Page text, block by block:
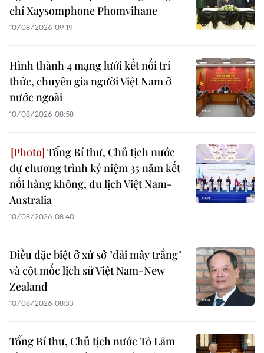
chí Xaysomphone Phomvihane
10/08/2026 09:19
Hình thành 4 mạng lưới kết nối trí
thức, chuyên gia người Việt Nam ở
nước ngoài
10/08/2026 08:58
Tổng Bí thư, Chủ tịch nước
dự chương trình kỷ niệm 35 năm kết
nối hàng không, du lịch Việt Nam-
Australia
10/08/2026 08:40
Điều đặc biệt ở xứ sở "dải mây trắng"
và cột mốc lịch sử Việt Nam-New
Zealand
10/08/2026 08:33
Tổng Bí thư, Chủ tịch nước Tô Lâm